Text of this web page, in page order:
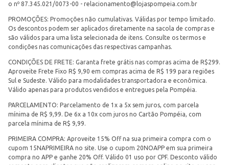
o nº 87.345.021/0073-00 - relacionamento@lojaspompeia.com.br
PROMOÇÕES: Promoções não cumulativas. Válidas por tempo limitado.
Os descontos podem ser aplicados diretamente na sacola de compras e
são válidos para uma lista selecionada de itens. Consulte os termos e
condições nas comunicações das respectivas campanhas.
CONDIÇÕES DE FRETE: Garanta frete grátis nas compras acima de R$299.
Aproveite Frete Fixo R$ 9,90 em compras acima de R$ 199 para regiões
Sul e Sudeste. Válido para modalidades transportadora e econômica.
Válido apenas para produtos vendidos e entregues pela Pompéia.
PARCELAMENTO: Parcelamento de 1x a 5x sem juros, com parcela
mínima de R$ 9,99. De 6x a 10x com juros no Cartão Pompéia, com
parcela mínima de R$ 9,99.
PRIMEIRA COMPRA: Aproveite 15% Off na sua primeira compra com o
cupom 15NAPRIMEIRA no site. Use o cupom 20NOAPP em sua primeira
compra no APP e ganhe 20% Off. Válido 01 uso por CPF. Desconto válido